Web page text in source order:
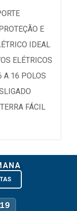
E
IDEAL
ELÉTRICOS
A 16 POLOS
FÁCIL
19